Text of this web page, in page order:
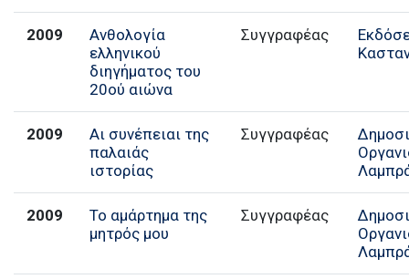
2009
Ανθολογία
ελληνικού
διηγήματος του
20ού αιώνα
Συγγραφέας
2009
Αι συνέπειαι της
παλαιάς
ιστορίας
Συγγραφέας
2009
Το αμάρτημα της
μητρός μου
Συγγραφέας